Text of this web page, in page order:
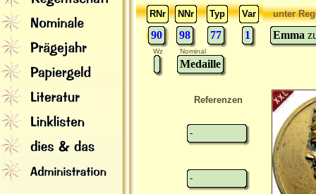
RNr
NNr Typ Var
90 98 77 1
unter
Emma
Wz Nominal
Medaille
Referenzen
-
-